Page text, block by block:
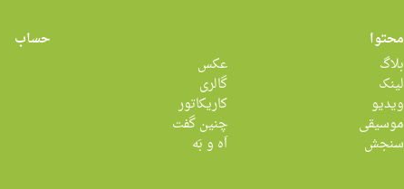
محتوا
بلاگ
لینک
ویدیو
موسیقی
سنجش
عکس
گالری
کاریکاتور
چنین گفت
اَه و بَه
حساب